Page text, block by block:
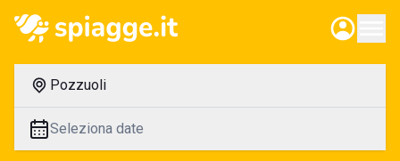
Pozzuoli
Seleziona date